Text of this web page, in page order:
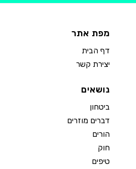
מפת אתר
דף הבית
יצירת קשר
נושאים
ביטחון
דברים מוזרים
הורים
חוק
טיפים